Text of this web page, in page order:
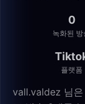
0
녹화된 방
플랫폼
vall.valdez 님